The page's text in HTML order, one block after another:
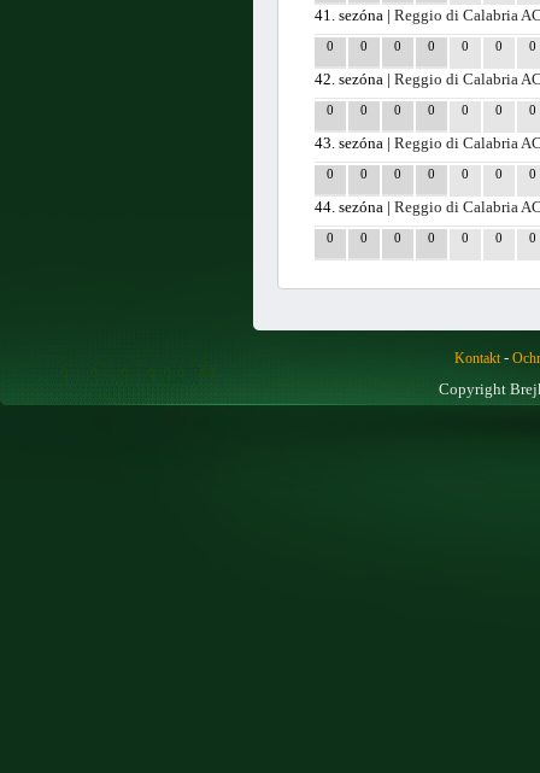
41. sezóna |Reggio di Calabria
0 0 0 0 0 0 0
42. sezóna |Reggio di Calabria
0 0 0 0 0 0 0
43. sezóna |Reggio di Calabria
0 0 0 0 0 0 0
44. sezóna |Reggio di Calabria
0 0 0 0 0 0 0
Kontakt-
Copyright